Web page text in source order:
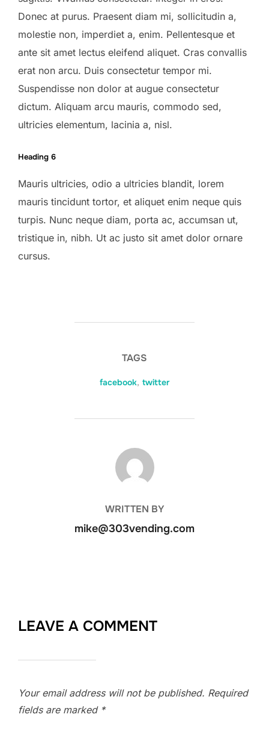
Donec at purus. Praesent diam mi, sollicitudin a,
molestie non, imperdiet a, enim. Pellentesque et
ante sit amet lectus eleifend aliquet. Cras convallis
erat non arcu. Duis consectetur tempor mi.
Suspendisse non dolor at augue consectetur
dictum. Aliquam arcu mauris, commodo sed,
ultricies elementum, lacinia a, nisl.
Heading 6
Mauris ultricies, odio a ultricies blandit, lorem
mauris tincidunt tortor, et aliquet enim neque quis
turpis. Nunc neque diam, porta ac, accumsan ut,
tristique in, nibh. Ut ac justo sit amet dolor ornare
cursus.
TAGS
facebook, twitter
POST AUTHOR
WRITTEN BY
mike@303vending.com
LEAVE A COMMENT
Your email address will not be published. Required
fields are marked *